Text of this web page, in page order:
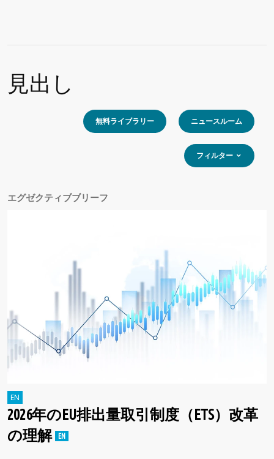
見出し
無料ライブラリー ニュースルーム
フィルター
エグゼクティブブリーフ
2026年のEU排出量取引制度（ETS）改革
の理解